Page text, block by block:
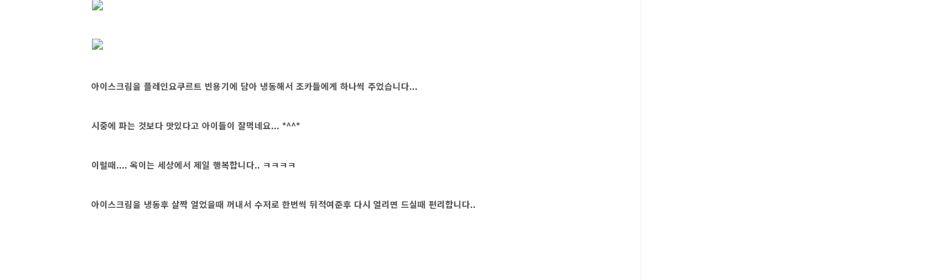
아이스크림을 플레인요쿠르트 빈용기에 담아 냉동해서 조카들에게 하나씩 주었습니다...
시중에 파는 것보다 맛있다고 아이들이 잘먹네요... *^^*
이럴때.... 옥이는 세상에서 제일 행복합니다.. ㅋㅋㅋㅋ
아이스크림을 냉동후 살짝 얼었을때 꺼내서 수저로 한번씩 뒤적여준후 다시 얼리면 드실때 편리합니다..